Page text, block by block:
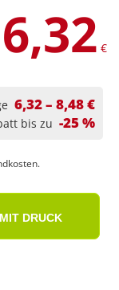
6,32 €
6,32 – 8,48 €
bis zu -25 %
MIT DRUCK